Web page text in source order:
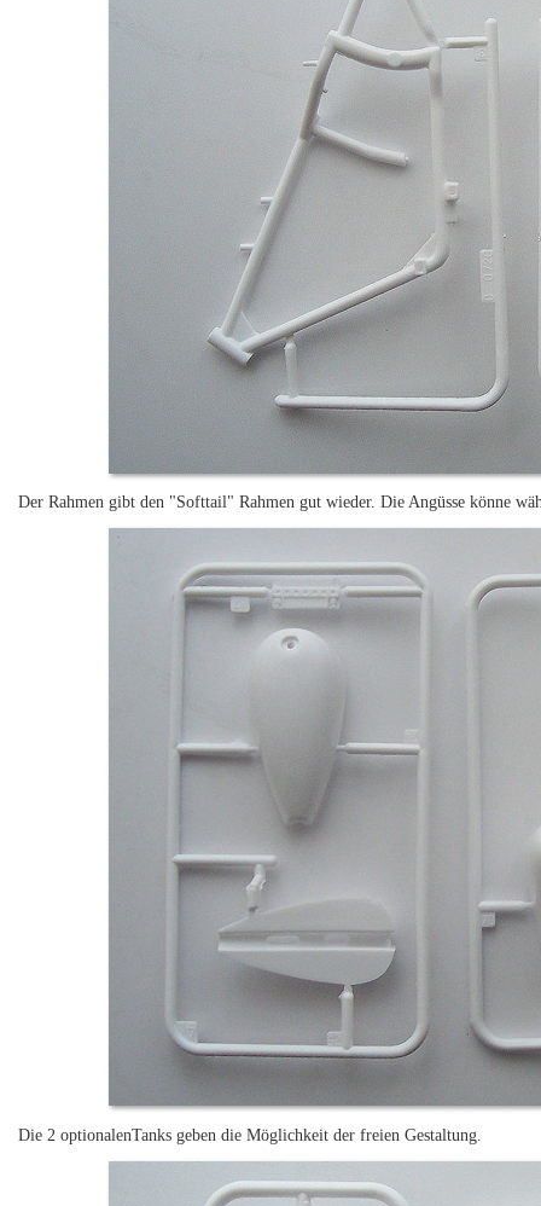
Der Rahmen gibt den "Softtail" Rahmen gut wieder. Die Angüsse könne
Die 2 optionalenTanks geben die Möglichkeit der freien Gestaltung.